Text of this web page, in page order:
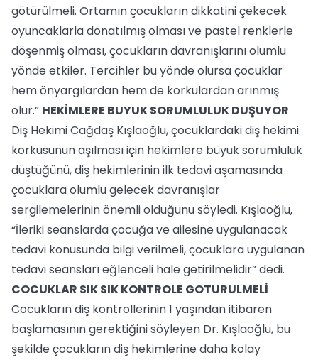
götürülmeli. Ortamın çocukların dikkatini çekecek
oyuncaklarla donatılmış olması ve pastel renklerle
döşenmiş olması, çocukların davranışlarını olumlu
yönde etkiler. Tercihler bu yönde olursa çocuklar
hem önyargılardan hem de korkulardan arınmış
olur.” HEKİMLERE BUYUK SORUMLULUK DUŞUYOR
Diş Hekimi Cağdaş Kışlaoğlu, çocuklardaki diş hekimi
korkusunun aşılması için hekimlere büyük sorumluluk
düştüğünü, diş hekimlerinin ilk tedavi aşamasında
çocuklara olumlu gelecek davranışlar
sergilemelerinin önemli olduğunu söyledi. Kışlaoğlu,
“İleriki seanslarda çocuğa ve ailesine uygulanacak
tedavi konusunda bilgi verilmeli, çocuklara uygulanan
tedavi seansları eğlenceli hale getirilmelidir” dedi.
COCUKLAR SIK SIK KONTROLE GOTURULMELİ
Cocukların diş kontrollerinin 1 yaşından itibaren
başlamasının gerektiğini söyleyen Dr. Kışlaoğlu, bu
şekilde çocukların diş hekimlerine daha kolay